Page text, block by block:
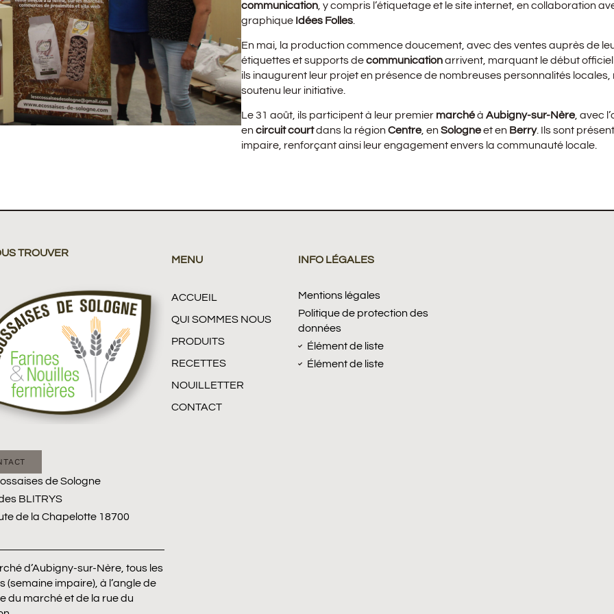
communication , y compris l’étiquetage et le site internet, en collaboration
graphique Idées Folles
En mai, la production commence doucement, avec des ventes auprès de
étiquettes et supports decommunicationarrivent, marquant le début
ils inaugurent leur projet en présence de nombreuses personnalités
soutenu leur initiative.
Le 31 août, ils participent à leur premier marchéà Aubigny-sur-Nère, avec
en circuit courtdans la région Centre, en Sologneet en Berry. Ils sont
impaire, renforçant ainsi leur engagement envers la communauté locale.
TROUVER
de Sologne
BLITRYS
de la Chapelotte 18700
d’Aubigny-sur-Nère, tous les
(semaine impaire), à l’angle de
du marché et de la rue du
MENU
ACCUEIL
QUI SOMMES NOUS
PRODUITS
RECETTES
NOUILLETTER
CONTACT
INFO LÉGALES
Mentions légales
Politique de protection des
données
Élément de liste
Élément de liste